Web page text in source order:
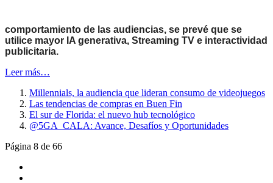
comportamiento de las audiencias, se prevé que se
utilice mayor IA generativa, Streaming TV e interactividad
publicitaria.
Leer más…
Millennials, la audiencia que lideran consumo de videojuegos
Las tendencias de compras en Buen Fin
El sur de Florida: el nuevo hub tecnológico
@5GA_CALA: Avance, Desafíos y Oportunidades
Página 8 de 66